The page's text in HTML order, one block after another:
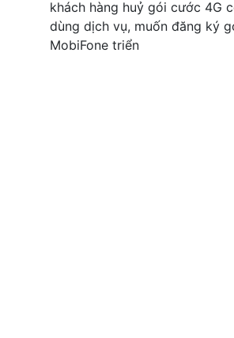
khách hàng huỷ gói cước 4G
dùng dịch vụ, muốn đăng ký
MobiFone triển